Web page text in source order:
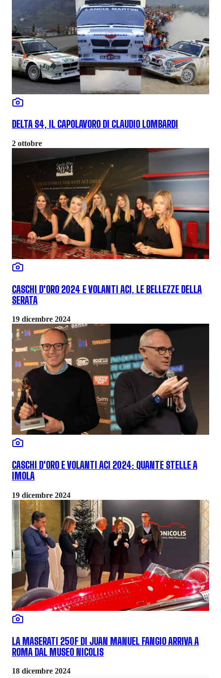
DELTA S4, IL CAPOLAVORO DI CLAUDIO LOMBARDI
2 ottobre
CASCHI D'ORO 2024 E VOLANTI ACI, LE BELLEZZE DELLA
SERATA
19 dicembre 2024
CASCHI D'ORO E VOLANTI ACI 2024: QUANTE STELLE A
IMOLA
19 dicembre 2024
LA MASERATI 250F DI JUAN MANUEL FANGIO ARRIVA A
ROMA DAL MUSEO NICOLIS
18 dicembre 2024